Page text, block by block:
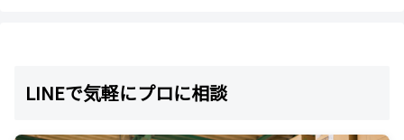
LINEで気軽にプロに相談